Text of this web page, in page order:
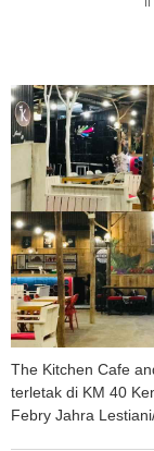
The Kitchen Cafe
terletak di KM 40
Febry Jahra